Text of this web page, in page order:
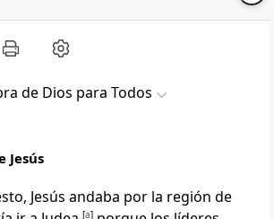
de Dios para Todos
Jesús
Jesús andaba por la región de
[a]